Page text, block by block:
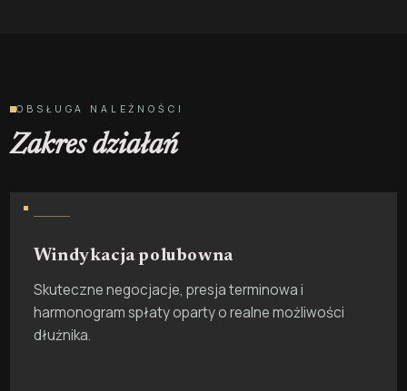
OBSŁUGA NALEŻNOŚCI
Zakres działań
Windykacja polubowna
Skuteczne negocjacje, presja terminowa i
harmonogram spłaty oparty o realne możliwości
dłużnika.